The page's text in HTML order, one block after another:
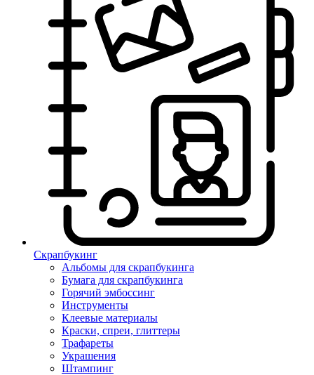
Скрапбукинг
Альбомы для скрапбукинга
Бумага для скрапбукинга
Горячий эмбоссинг
Инструменты
Клеевые материалы
Краски, спреи, глиттеры
Трафареты
Украшения
Штампинг